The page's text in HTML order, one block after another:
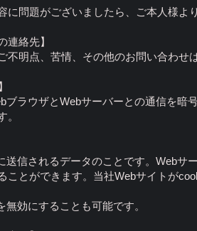
問題がございましたら、ご本人様よ
連絡先】
明点、苦情、その他のお問い合わせ
ブラウザとWebサーバーとの通信を
。
信されるデータのことです。Webサ
ことができます。当社Webサイトが
効にすることも可能です。